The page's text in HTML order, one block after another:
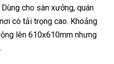
Dùng cho sàn xưởng, quán
có tải trọng cao. Khoảng
lên 610x610mm nhưng